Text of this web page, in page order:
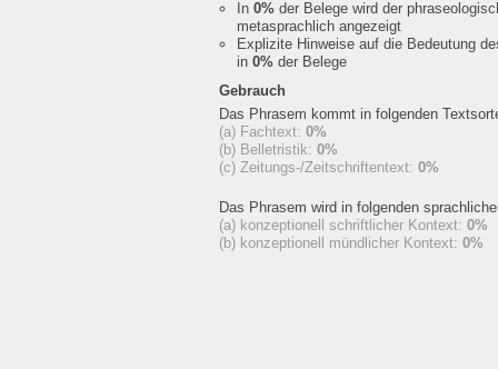
In 0% der Belege wird der
metasprachlich angezeigt
Explizite Hinweise auf die Bedeutung
in 0% der Belege
Gebrauch
Das Phrasem kommt in folgenden
(a) Fachtext: 0%
(b) Belletristik: 0%
(c) Zeitungs-/Zeitschriftentext: 0%
Das Phrasem wird in folgenden
(a) konzeptionell schriftlicher Kontext: 0%
(b) konzeptionell mündlicher Kontext: 0%